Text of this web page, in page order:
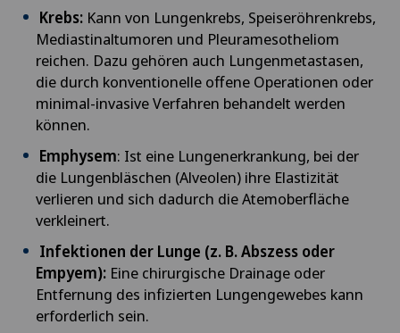
Andrologie
Angepasste körperliche Aktivität
Angiographie
Angiologie
Aortenchirurgie
Arthrose
Ästhetische Medizin
Privatklinik Villa im Park
Rosenklinik Rapperswil
Schmerzklinik Basel
Spital Zofingen
GR
VS
JU
VD
NE
Krebs: Kann von Lungenkrebs, Speiseröhrenkrebs,
Mediastinaltumoren und Pleuramesotheliom
reichen. Dazu gehören auch Lungenmetastasen,
die durch konventionelle offene Operationen oder
minimal-invasive Verfahren behandelt werden
können.
Emphysem: Ist eine Lungenerkrankung, bei der
die Lungenbläschen (Alveolen) ihre Elastizität
verlieren und sich dadurch die Atemoberfläche
verkleinert.
Infektionen der Lunge (z. B. Abszess oder
Empyem): Eine chirurgische Drainage oder
Entfernung des infizierten Lungengewebes kann
erforderlich sein.